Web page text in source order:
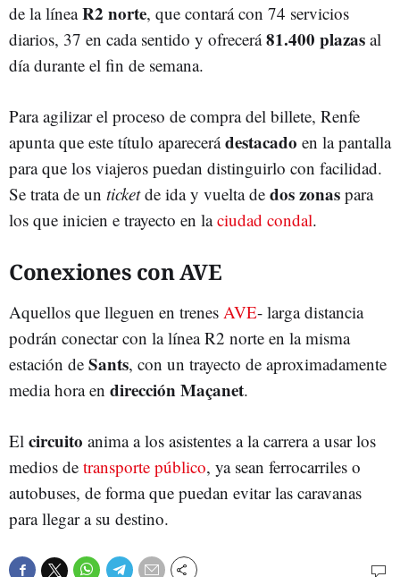
de la líneaR2 norte, que contará con 74 servicios
diarios, 37 en cada sentido y ofrecerá81.400 plazas al
día durante el fin de semana.
Para agilizar el proceso de compra del billete, Renfe
apunta que este título aparecerádestacado en la pantalla
para que los viajeros puedan distinguirlo con facilidad.
Se trata de un ticketde ida y vuelta de dos zonas para
los que inicien e trayecto en laciudad condal.
Conexiones con AVE
Aquellos que lleguen en trenes AVE- larga distancia
podrán conectar con la línea R2 norte en la misma
estación de Sants, con un trayecto de aproximadamente
media hora en dirección Maçanet.
El circuito anima a los asistentes a la carrera a usar los
medios de transporte público, ya sean ferrocarriles o
autobuses, de forma que puedan evitar las caravanas
para llegar a su destino.